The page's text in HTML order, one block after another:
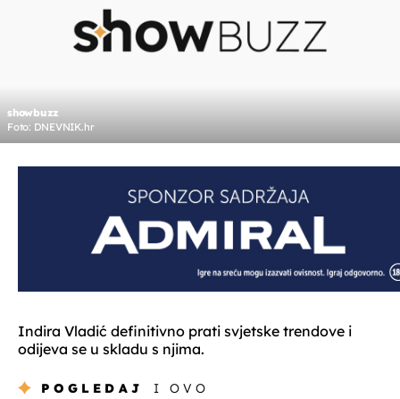
showbuzz
Foto: DNEVNIK.hr
Indira Vladić definitivno prati svjetske trendove i
odijeva se u skladu s njima.
POGLEDAJ I OVO